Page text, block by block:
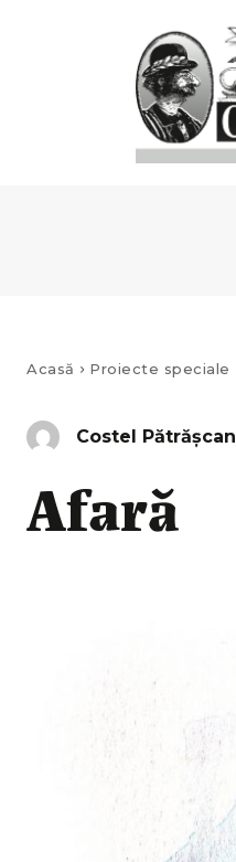
Acasă Proiecte speciale
Costel Pătrăşcan
Afară